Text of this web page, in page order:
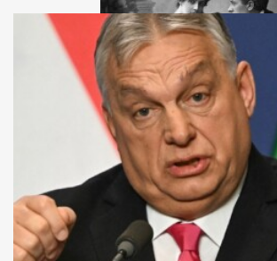
Ez a 7 jel mutatja,
lesz második randi